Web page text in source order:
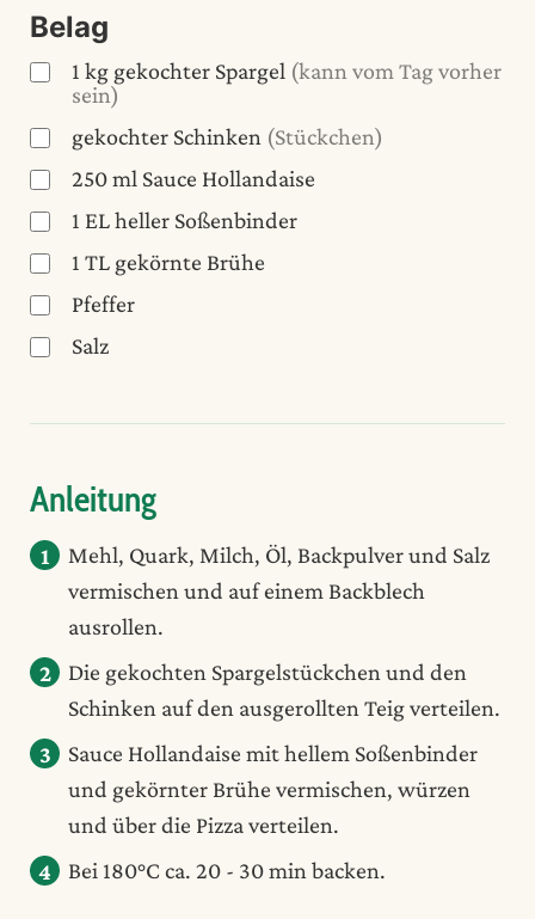
Belag
1 kg gekochter Spargel (kann vom Tag vorher
sein)
gekochter Schinken (Stückchen)
250ml Sauce Hollandaise
1 ELheller Soßenbinder
1 TL gekörnte Brühe
Pfeffer
Salz
Anleitung
Mehl, Quark, Milch, Öl, Backpulver und Salz
vermischen und auf einem Backblech
ausrollen.
Die gekochten Spargelstückchen und den
Schinken auf den ausgerollten Teig verteilen.
Sauce Hollandaise mit hellem Soßenbinder
und gekörnter Brühe vermischen, würzen
und über die Pizza verteilen.
Bei 180°C ca. 20 - 30 min backen.